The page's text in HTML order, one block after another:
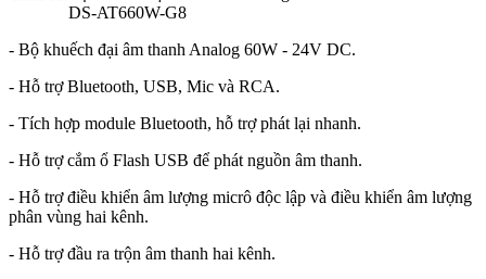
DS-AT660W-G8
- Bộ khuếch đại âm thanh Analog 60W - 24V DC.
- Hỗ trợ Bluetooth, USB, Mic và RCA.
- Tích hợp module Bluetooth, hỗ trợ phát lại nhanh.
- Hỗ trợ cắm ổ Flash USB để phát nguồn âm thanh.
- Hỗ trợ điều khiển âm lượng micrô độc lập và điều khiển âm lượng
phân vùng hai kênh.
- Hỗ trợ đầu ra trộn âm thanh hai kênh.